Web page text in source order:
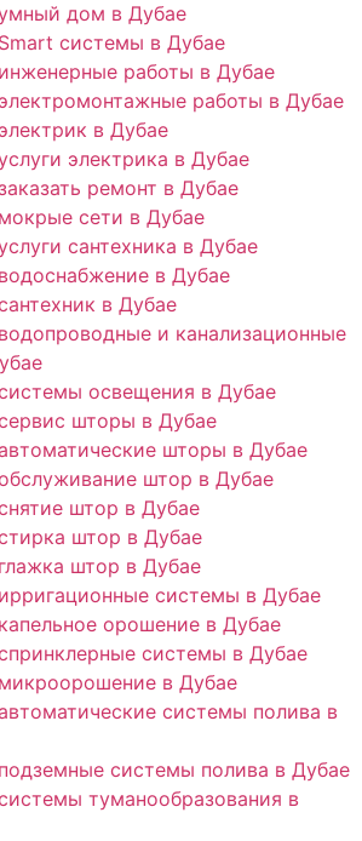
дом в Дубае
системы в Дубае
работы в Дубае
работы в Дубае
в Дубае
электрика в Дубае
ремонт в Дубае
сети в Дубае
сантехника в Дубае
в Дубае
в Дубае
и канализационные
освещения в Дубае
шторы в Дубае
шторы в Дубае
штор в Дубае
штор в Дубае
штор в Дубае
штор в Дубае
системы в Дубае
орошение в Дубае
системы в Дубае
в Дубае
системы полива в
системы полива в Дубае
туманообразования в